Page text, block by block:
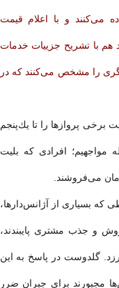
می‌كنند و با اعلام قیمت
هم با تشریح جزییات خدمات
را مشخص می‌كنند كه در
برخی پروازها را تا یك‌پنجم
افرادی كه بلیت
كه بسیاری از آژانس‌دارها،
و جذب مشتری پایبندند،
گلدوست در پاسخ به این
مجبورند برای جبران ضرر